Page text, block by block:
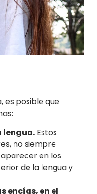
es posible que
lengua. Estos
no siempre
en los
de la lengua y
encías, en el